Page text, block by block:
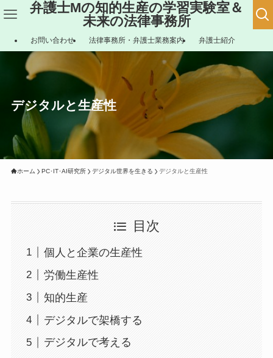
弁護士Mの知的生産の学習実験室＆
未来の法律事務所
お問い合わせ 法律事務所・弁護士業務案内 弁護士紹介
デジタルと生産性
ホーム PC･IT･AI研究所 デジタル世界を生きる デジタルと生産性
目次
個人と企業の生産性
労働生産性
知的生産
デジタルで架橋する
デジタルで考える